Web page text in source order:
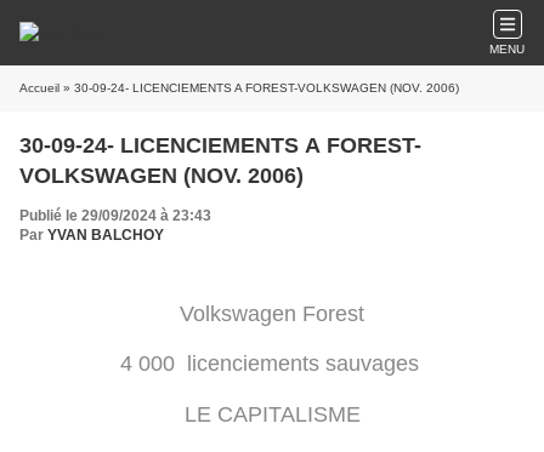
MENU
Accueil » 30-09-24- LICENCIEMENTS A FOREST-VOLKSWAGEN (NOV. 2006)
30-09-24- LICENCIEMENTS A FOREST-
VOLKSWAGEN (NOV. 2006)
Publié le 29/09/2024 à 23:43
Par YVAN BALCHOY
Volkswagen Forest
4 000 licenciements sauvages
LE CAPITALISME